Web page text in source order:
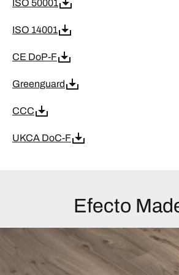
ISO 50001
ISO 14001
CE DoP-F
Greenguard
CCC
UKCA DoC-F
Efecto